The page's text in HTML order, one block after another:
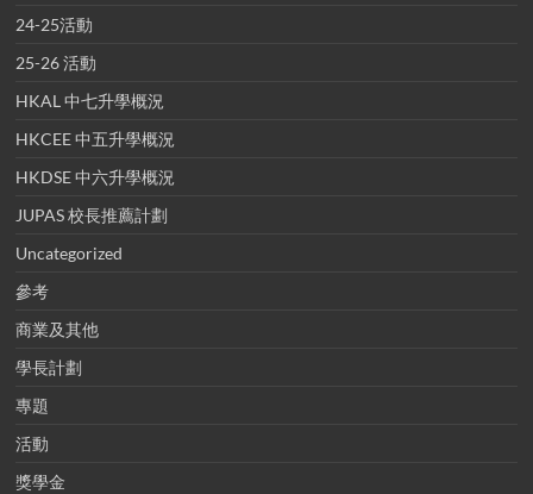
24-25活動
25-26 活動
HKAL 中七升學概況
HKCEE 中五升學概況
HKDSE 中六升學概況
JUPAS 校長推薦計劃
Uncategorized
參考
商業及其他
學長計劃
專題
活動
獎學金